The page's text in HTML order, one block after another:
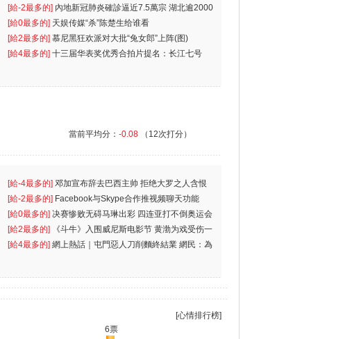
一
[給-2最多的] 內地新冠肺炎確診逼近7.5萬宗 湖北逾2000
人
[給0最多的] 天娱传媒“杀”陈楚生给谁看
[給2最多的] 慕尼黑狂欢派对大批“兔女郎”上阵(图)
[給4最多的] 十三届华表奖优秀合拍片提名：长江七号
當前平均分： -0.08 （12次打分）
[給-4最多的] 邓加宣布辞去巴西主帅 拒绝大罗之人含恨
离
[給-2最多的] Facebook与Skype合作推视频聊天功能
[給0最多的] 决赛惨败无碍马琳出彩 四连亚打不倒奥运会
[給2最多的]
《斗牛》入围威尼斯电影节 黄渤为戏受伤一
[給4最多的] 網上熱話｜屯門惡人刀削麵終結業 網民：為
[心情排行榜]
6票